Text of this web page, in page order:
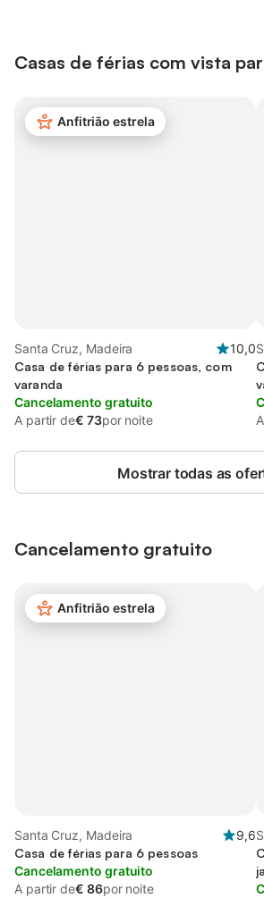
Casas de férias com vista
Anfitrião estrela
Santa Cruz, Madeira
10,0
Casa de férias para 6 pessoas, com
varanda
Cancelamento gratuito
A partir de€ 73por noite
Mostrar todas as
Cancelamento gratuito
Anfitrião estrela
Santa Cruz, Madeira
9,6
Casa de férias para 6 pessoas
Cancelamento gratuito
A partir de€ 86por noite